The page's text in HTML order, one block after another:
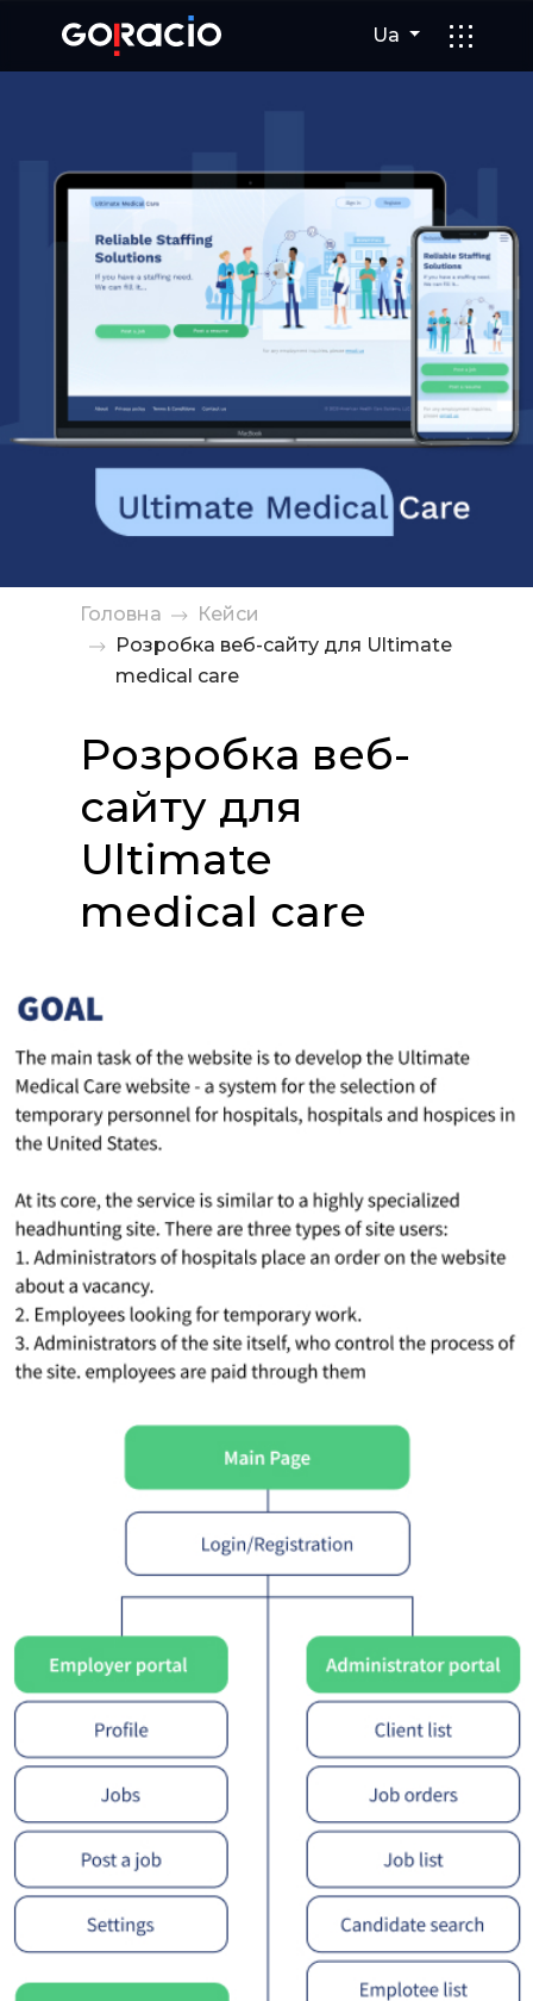
Ua
Розробка веб-сайту для
Головна
Кейси
Розробка веб-сайту для Ultimate
medical care
Розробка веб-
сайту для
Ultimate
medical care